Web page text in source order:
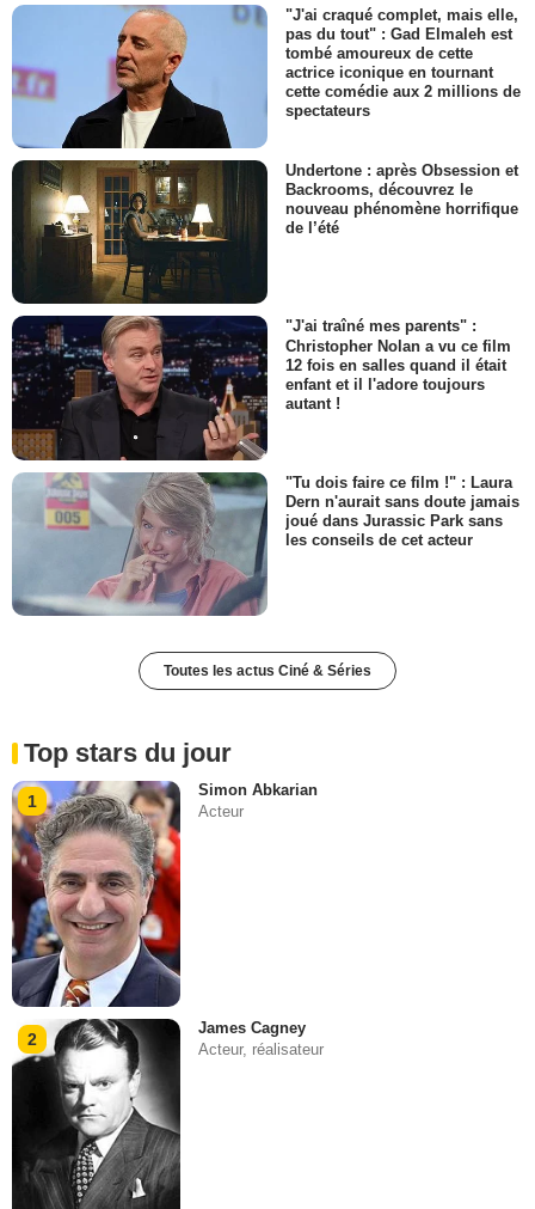
"J'ai craqué complet, mais elle,
pas du tout" : Gad Elmaleh est
tombé amoureux de cette
actrice iconique en tournant
cette comédie aux 2 millions de
spectateurs
Undertone : après Obsession et
Backrooms, découvrez le
nouveau phénomène horrifique
de l’été
"J'ai traîné mes parents" :
Christopher Nolan a vu ce film
12 fois en salles quand il était
enfant et il l'adore toujours
autant !
"Tu dois faire ce film !" : Laura
Dern n'aurait sans doute jamais
joué dans Jurassic Park sans
les conseils de cet acteur
Toutes les actus Ciné & Séries
Top stars du jour
1
Simon Abkarian
Acteur
2
James Cagney
Acteur, réalisateur